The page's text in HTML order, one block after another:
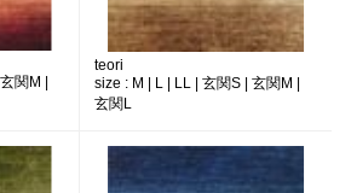
関M |
teori
size : M | L | LL | 玄関S | 玄関M |
玄関L